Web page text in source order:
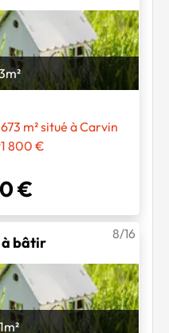
m²
m² situé à Carvin
800 €
€
bâtir
8/16
m²